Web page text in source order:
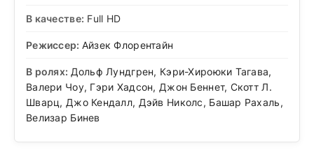
В качестве: Full HD
Режиссер: Айзек Флорентайн
В ролях: Дольф Лундгрен, Кэри-Хироюки Тагава,
Валери Чоу, Гэри Хадсон, Джон Беннет, Скотт Л.
Шварц, Джо Кендалл, Дэйв Николс, Башар Рахаль,
Велизар Бинев